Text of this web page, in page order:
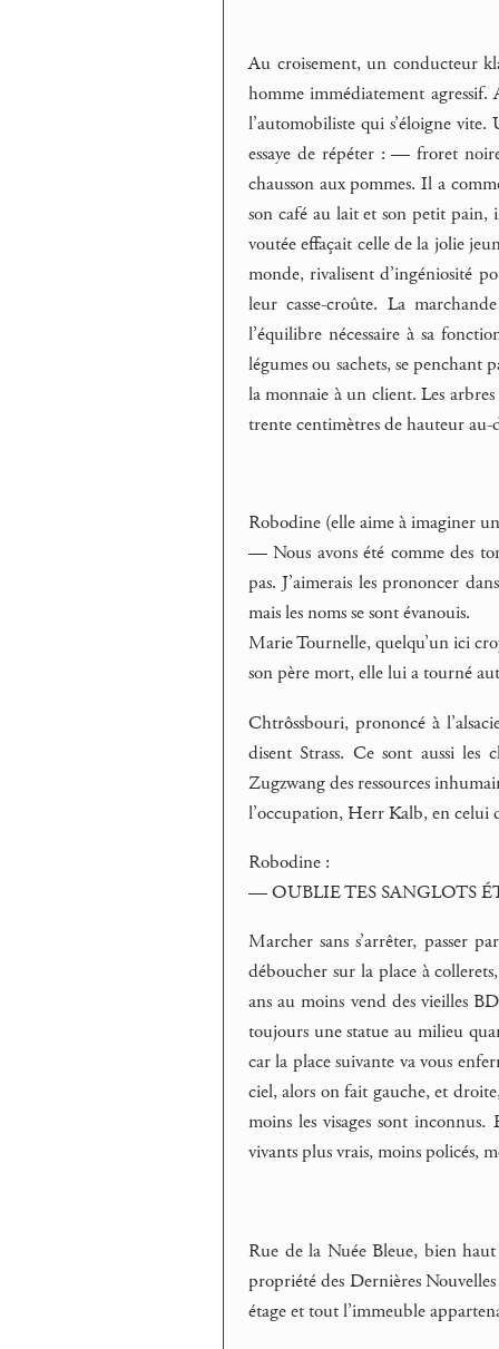
Au croisement, un conducteur
homme immédiatement
l’automobiliste qui s’éloigne
essaye de répéter : — froret
chausson aux pommes. Il a
son café au lait et son petit pain,
voutée effaçait celle de la jolie
monde, rivalisent d’ingéniosité
leur casse-croûte. La
l’équilibre nécessaire à sa
légumes ou sachets, se
la monnaie à un client. Les
trente centimètres de hauteur au-
Robodine (elle aime à imaginer
— Nous avons été comme des
pas. J’aimerais les prononcer
mais les noms se sont évanouis.
Marie Tournelle, quelqu’un ici
son père mort, elle lui a tourné
Chtrôssbouri, prononcé à
disent Strass. Ce sont aussi les
Zugzwang des ressources
l’occupation, Herr Kalb, en celui
Robodine :
— OUBLIE TES SANGLOTS
Marcher sans s’arrêter, passer
déboucher sur la place à
ans au moins vend des vieilles
toujours une statue au milieu
car la place suivante va vous
ciel, alors on fait gauche, et
moins les visages sont
vivants plus vrais, moins policés,
Rue de la Nuée Bleue, bien
propriété des Dernières
étage et tout l’immeuble